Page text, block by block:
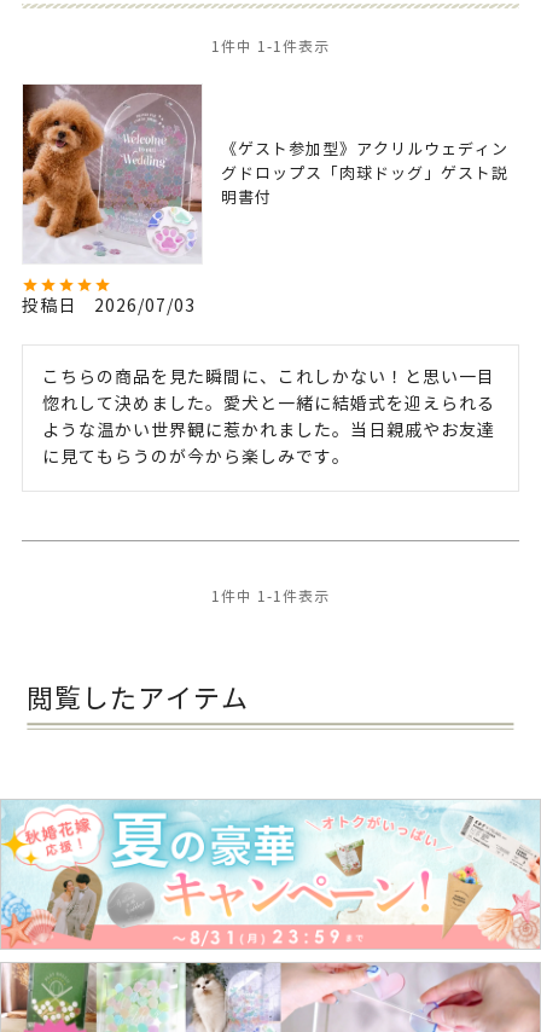
1 件中 1 -1 件表示
《ゲスト参加型》アクリルウェディン
グドロップス「肉球ドッグ」ゲスト説
明書付
投稿日 2026/07/03
こちらの商品を見た瞬間に、これしかない！と思い一目
惚れして決めました。愛犬と一緒に結婚式を迎えられる
ような温かい世界観に惹かれました。当日親戚やお友達
に見てもらうのが今から楽しみです。
1 件中 1 -1 件表示
閲覧したアイテム